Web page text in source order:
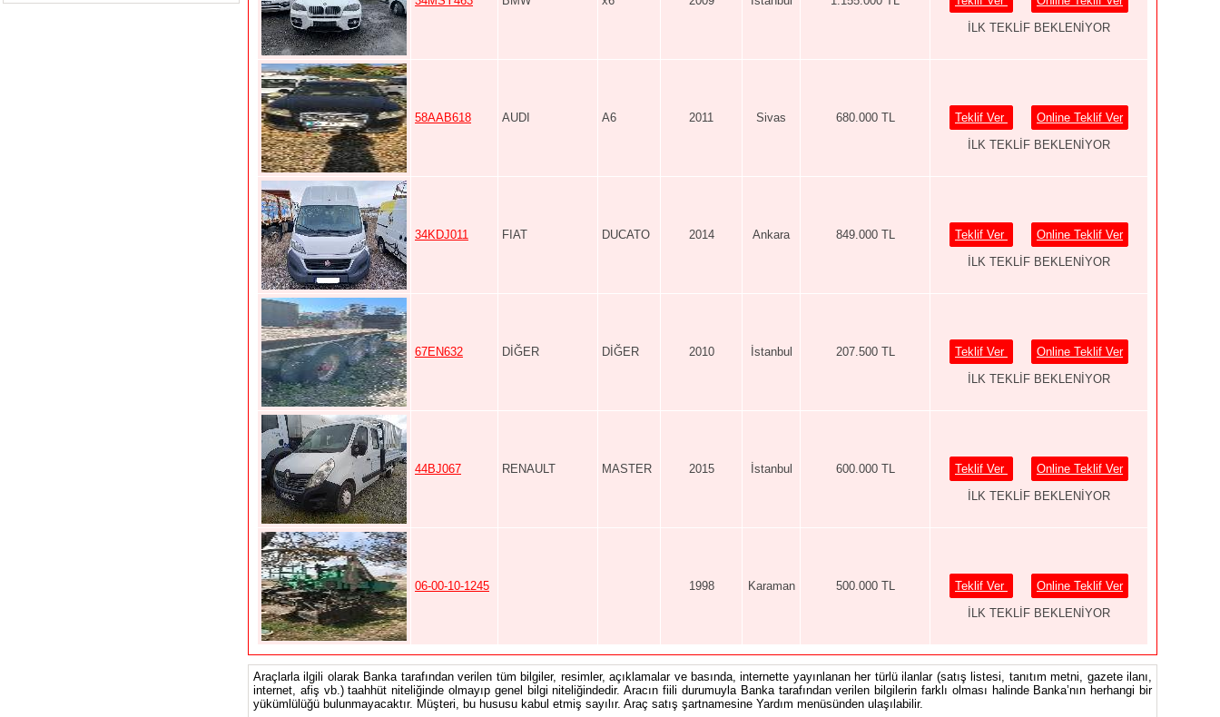
İLK TEKLİF BEKLENİYOR
58AAB618 AUDI A6 2011 Sivas 680.000 TL Teklif Ver
Online Teklif Ver
İLK TEKLİF BEKLENİYOR
34KDJ011 FIAT DUCATO 2014 Ankara 849.000 TL Teklif Ver
Online Teklif Ver
İLK TEKLİF BEKLENİYOR
67EN632 DİĞER DİĞER 2010 İstanbul 207.500 TL Teklif Ver
Online Teklif Ver
İLK TEKLİF BEKLENİYOR
44BJ067 RENAULT MASTER 2015 İstanbul 600.000 TL Teklif Ver
Online Teklif Ver
İLK TEKLİF BEKLENİYOR
06-00-10-1245 1998 Karaman 500.000 TL Teklif Ver
Online Teklif Ver
İLK TEKLİF BEKLENİYOR
Araçlarla ilgili olarak Banka tarafından verilen tüm bilgiler, resimler, açıklamalar ve basında, internette yayınlanan her türlü ilanlar (satış listesi, tanıtım metni, gazete ilanı,
internet, afiş vb.) taahhüt niteliğinde olmayıp genel bilgi niteliğindedir. Aracın fiili durumuyla Banka tarafından verilen bilgilerin farklı olması halinde Banka’nın herhangi bir
yükümlülüğü bulunmayacaktır. Müşteri, bu hususu kabul etmiş sayılır. Araç satış şartnamesine Yardım menüsünden ulaşılabilir.